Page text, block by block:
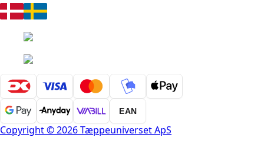
EAN
Copyright © 2026 Tæppeuniverset ApS